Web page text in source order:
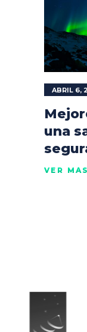
ABRIL 6,
una
VER MÁS